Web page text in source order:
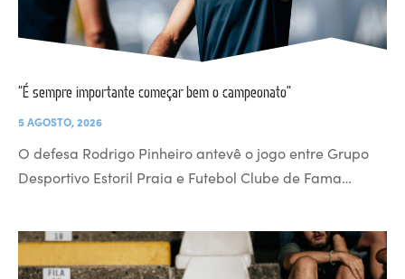
“É sempre importante começar bem o campeonato”
5 AGOSTO, 2026
O defesa Rodrigo Pinheiro antevê o jogo entre Grupo
Desportivo Estoril Praia e Futebol Clube de Fama…